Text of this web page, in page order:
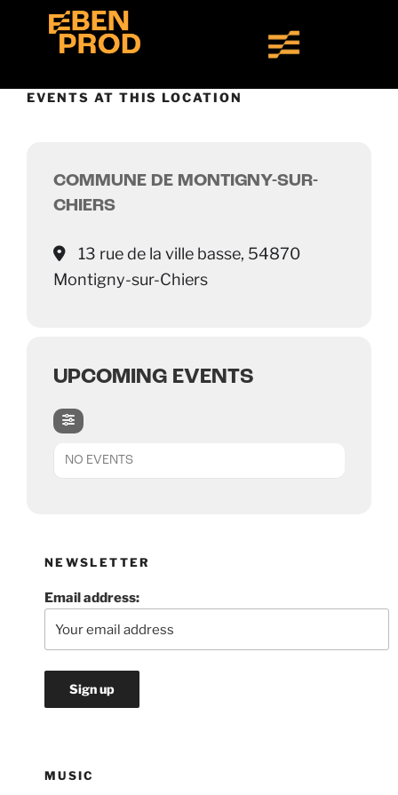
EVENTS AT THIS LOCATION
COMMUNE DE MONTIGNY-SUR-
CHIERS
13 rue de la ville basse, 54870
Montigny-sur-Chiers
UPCOMING EVENTS
NO EVENTS
NEWSLETTER
Email address:
MUSIC